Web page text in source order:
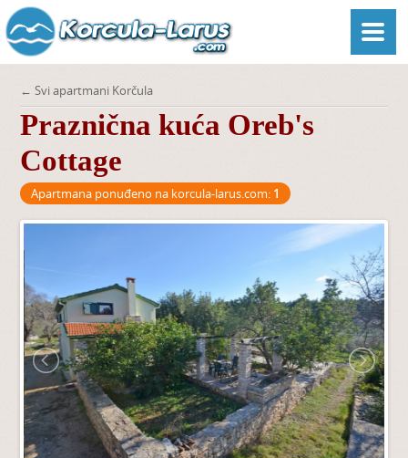
← Svi apartmani Korčula
Praznična kuća Oreb's
Cottage
Apartmana ponuđeno na korcula-larus.com: 1